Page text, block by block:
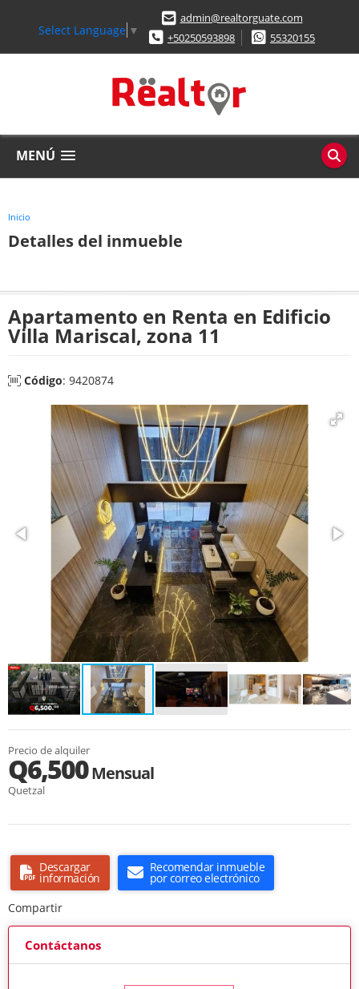
Select Language ▼
admin@realtorguate.com
+50250593898
55320155
MENÚ
Inicio
Detalles del inmueble
Apartamento en Renta en Edificio
Villa Mariscal, zona 11
Código: 9420874
Precio de alquiler
Q6,500Mensual
Quetzal
Descargar
información
Recomendar inmueble
por correo electrónico
Compartir
Contáctanos